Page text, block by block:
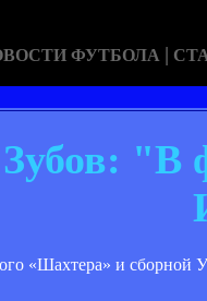
ФУТБОЛА |
"В
«Шахтера» и сборной